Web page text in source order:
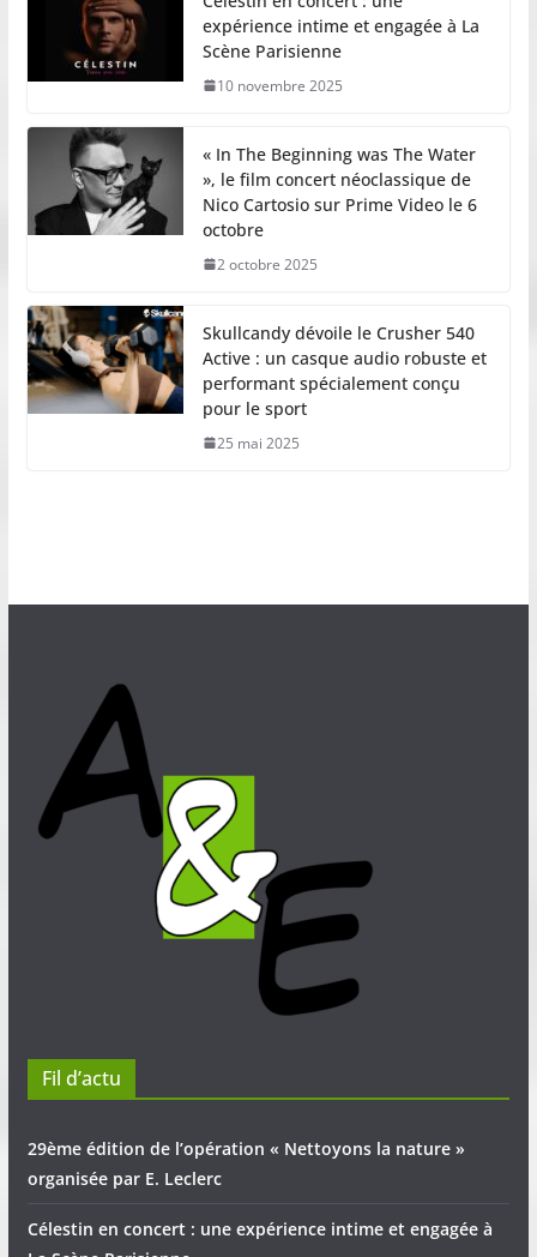
expérience intime et engagée à La
Scène Parisienne
10 novembre 2025
« In The Beginning was The Water
», le film concert néoclassique de
Nico Cartosio sur Prime Video le 6
octobre
2 octobre 2025
Skullcandy dévoile le Crusher 540
Active : un casque audio robuste et
performant spécialement conçu
pour le sport
25 mai 2025
Fil d’actu
29ème édition de l’opération « Nettoyons la nature »
organisée par E. Leclerc
Célestin en concert : une expérience intime et engagée à